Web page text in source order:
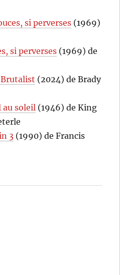
si perverses (1969)
si perverses (1969) de
(2024) de Brady
au soleil (1946) de King
3 (1990) de Francis